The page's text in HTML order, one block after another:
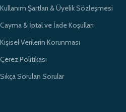
Kullanım Şartları & Üyelik Sözleşmesi
Cayma & İptal ve İade Koşulları
Kişisel Verilerin Korunması
Çerez Politikası
Sıkça Sorulan Sorular